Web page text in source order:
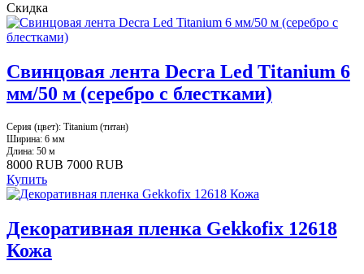
Скидка
Свинцовая лента Decra Led Titanium 6
мм/50 м (серебро с блестками)
Серия (цвет): Titanium (титан)
Ширина: 6 мм
Длина: 50 м
8000 RUB 7000 RUB
Купить
Декоративная пленка Gekkofix 12618
Кожа